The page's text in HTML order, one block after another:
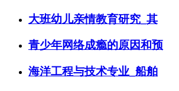
大班幼儿亲情教育研究_其
青少年网络成瘾的原因和预
海洋工程与技术专业_船舶